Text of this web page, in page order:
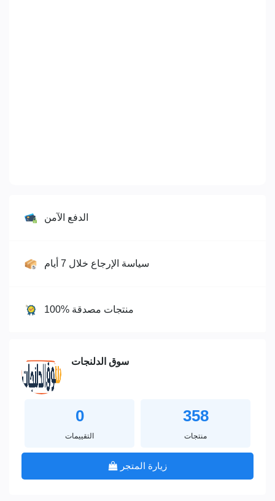
الدفع الآمن
سياسة الإرجاع خلال 7 أيام
100% منتجات مصدقة
سوق الدلنجات
0
التقييمات
358
منتجات
زيارة المتجر